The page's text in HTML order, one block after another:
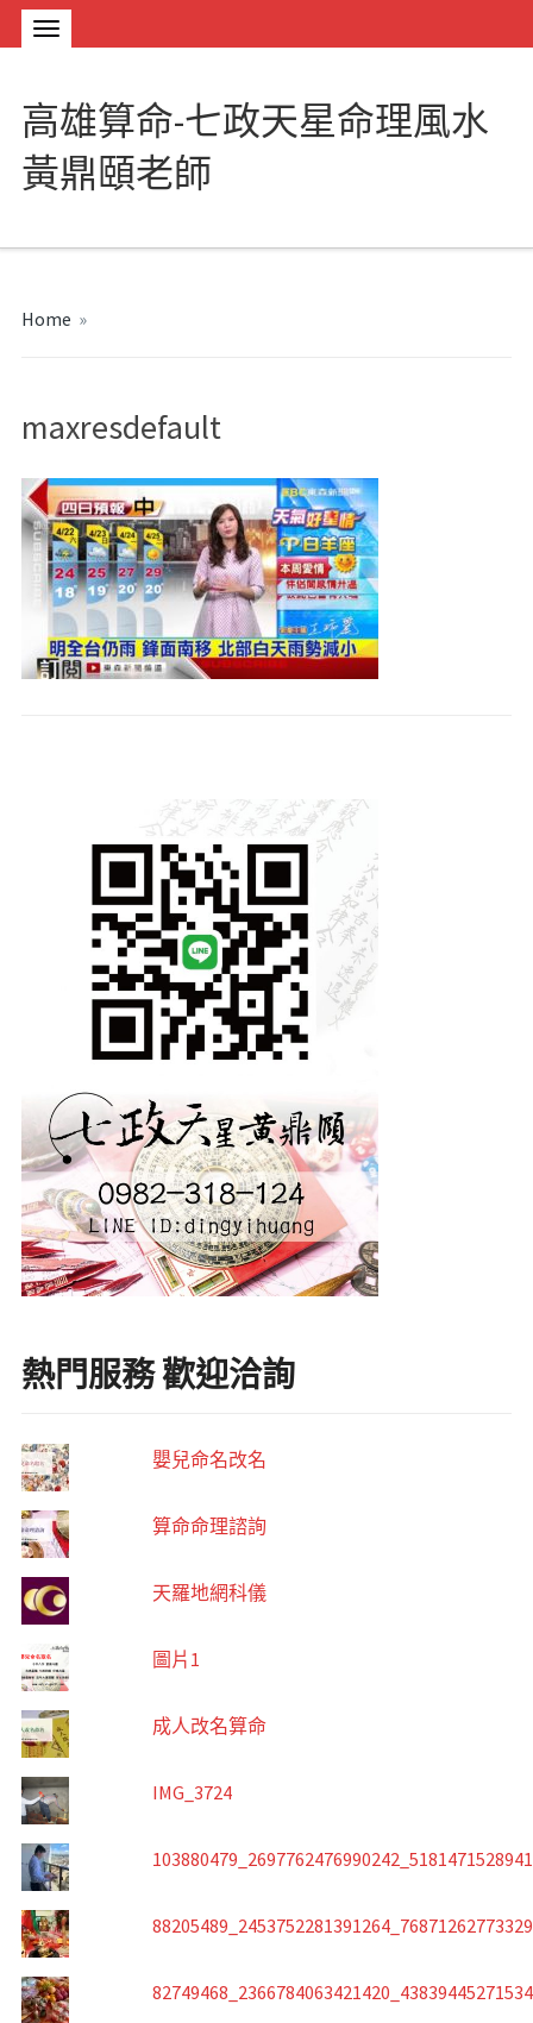
高雄算命-七政天星命理風水
黃鼎頤老師
Home »
maxresdefault
熱門服務 歡迎洽詢
嬰兒命名改名
算命命理諮詢
天羅地網科儀
圖片1
成人改名算命
IMG_3724